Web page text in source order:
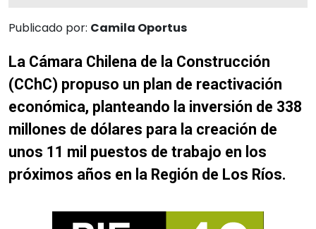
Publicado por: Camila Oportus
La Cámara Chilena de la Construcción
(CChC) propuso un plan de reactivación
económica, planteando la inversión de 338
millones de dólares para la creación de
unos 11 mil puestos de trabajo en los
próximos años en la Región de Los Ríos.